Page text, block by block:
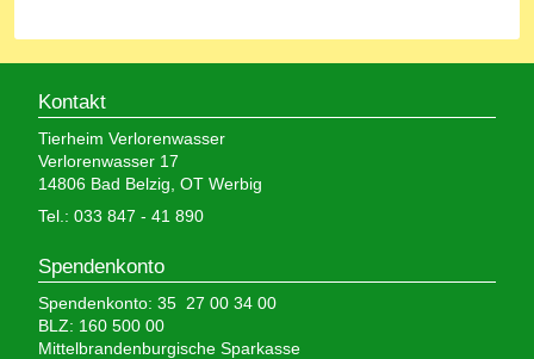
Kontakt
Tierheim Verlorenwasser
Verlorenwasser 17
14806 Bad Belzig, OT Werbig
Tel.: 033 847 - 41 890
Spendenkonto
Spendenkonto: 35 27 00 34 00
BLZ: 160 500 00
Mittelbrandenburgische Sparkasse